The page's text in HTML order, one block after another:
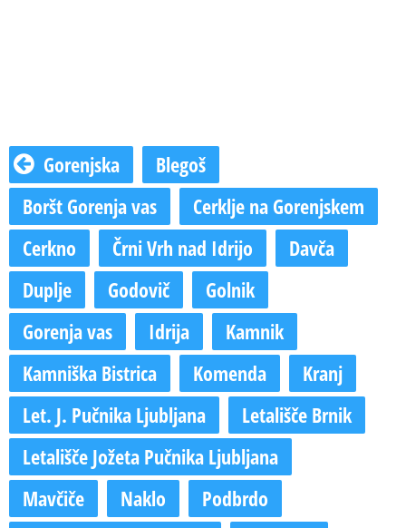
Gorenjska
Blegoš
Boršt Gorenja vas
Cerklje na Gorenjskem
Cerkno
Črni Vrh nad Idrijo
Davča
Duplje
Godovič
Golnik
Gorenja vas
Idrija
Kamnik
Kamniška Bistrica
Komenda
Kranj
Let. J. Pučnika Ljubljana
Letališče Brnik
Letališče Jožeta Pučnika Ljubljana
Mavčiče
Naklo
Podbrdo